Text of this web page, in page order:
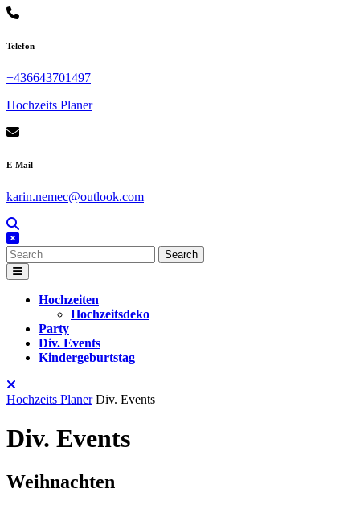
Skip
content
Telefon
+436643701497
Hochzeits Planer
E-Mail
karin.nemec@outlook.com
Search
for:Open
Button
Hochzeiten
Hochzeitsdeko
Party
Div. Events
Kindergeburtstag
Button
Hochzeits Planer Div. Events
Div. Events
Weihnachten